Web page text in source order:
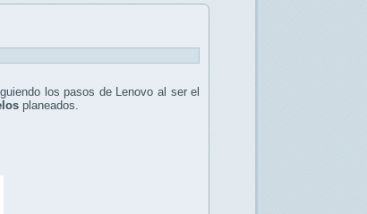
los pasos de Lenovo al ser el
planeados.